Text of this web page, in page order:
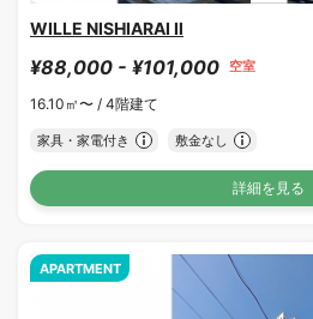
WILLE NISHIARAI Ⅱ
¥88,000 - ¥101,000 空室
16.10㎡〜 / 4階建て
家具・家電付き 敷金なし
詳細を見る
APARTMENT